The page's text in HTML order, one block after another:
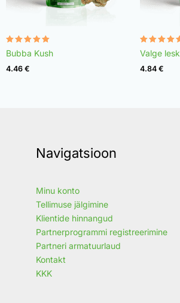
Rated
4.96
out of 5
Bubba Kush
4.46 €
Rated
4.97
out of 5
Valge lesk
4.84 €
Navigatsioon
Minu konto
Tellimuse jälgimine
Klientide hinnangud
Partnerprogrammi registreerimine
Partneri armatuurlaud
Kontakt
KKK